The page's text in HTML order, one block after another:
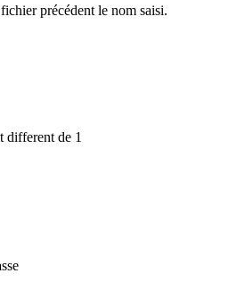
précédent le nom saisi.
de 1